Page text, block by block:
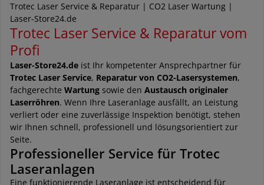
Trotec Laser Service & Reparatur | CO2 Laser Wartung |
Laser-Store24.de
Trotec Laser Service & Reparatur vom
Profi
Laser-Store24.de ist Ihr kompetenter Ansprechpartner für
Trotec Laser Service, Reparatur von CO2-Lasersystemen,
fachgerechte Wartung sowie den Austausch originaler
Laserröhren. Wenn Ihre Laseranlage ausfällt, an Leistung
verliert oder eine zuverlässige Inspektion benötigt, stehen
wir Ihnen schnell, professionell und lösungsorientiert zur
Seite.
Professioneller Service für Trotec
Laseranlagen
Eine funktionierende Laseranlage ist entscheidend für